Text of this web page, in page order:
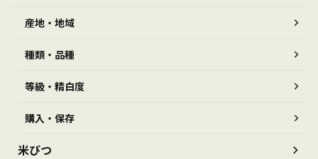
産地・地域
種類・品種
等級・精白度
購入・保存
米びつ